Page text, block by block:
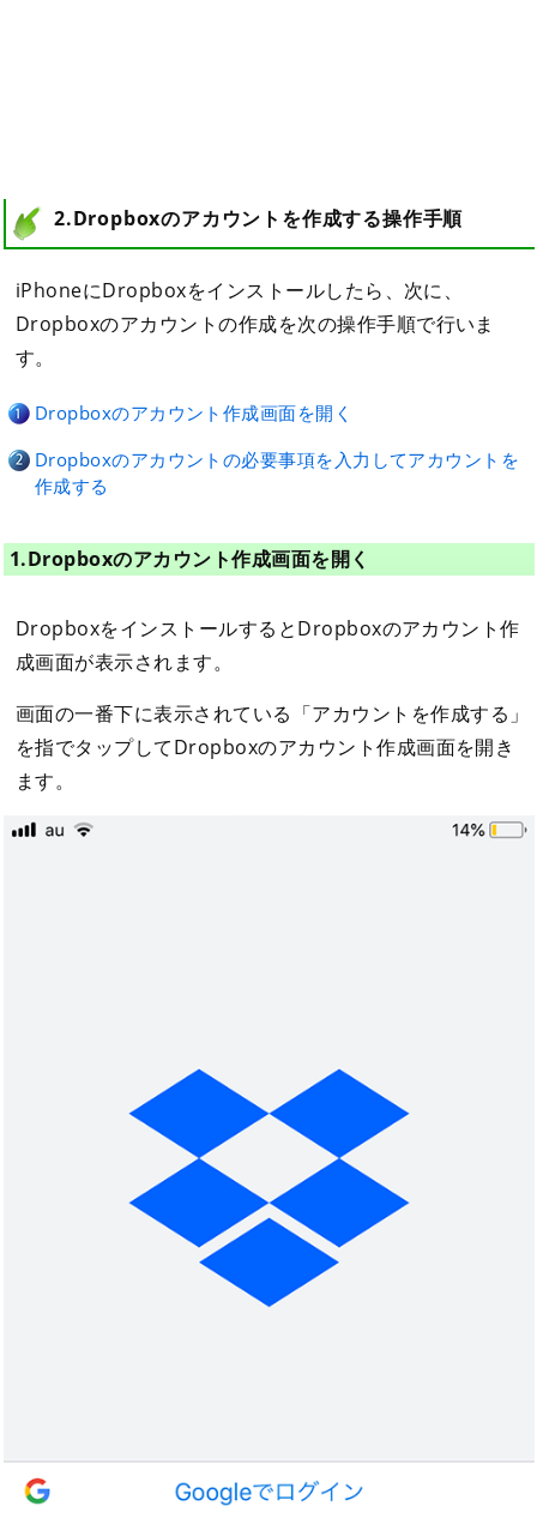
2.Dropboxのアカウントを作成する操作手順
iPhoneにDropboxをインストールしたら、次に、
Dropboxのアカウントの作成を次の操作手順で行いま
す。
Dropboxのアカウント作成画面を開く
Dropboxのアカウントの必要事項を入力してアカウントを
作成する
1.Dropboxのアカウント作成画面を開く
DropboxをインストールするとDropboxのアカウント作
成画面が表示されます。
画面の一番下に表示されている「アカウントを作成する」
を指でタップしてDropboxのアカウント作成画面を開き
ます。